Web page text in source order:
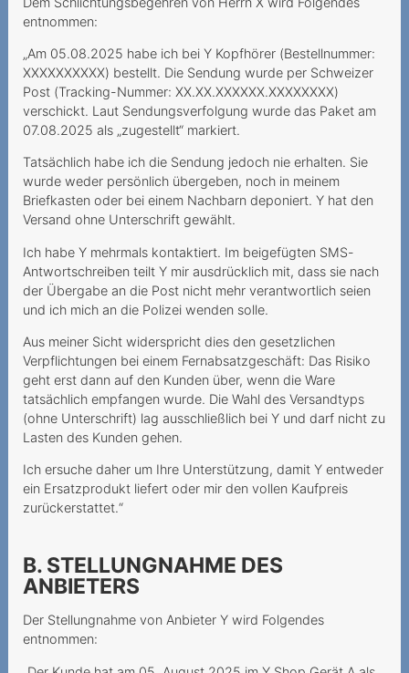
entnommen:
„Am 05.08.2025 habe ich bei Y Kopfhörer (Bestellnummer:
XXXXXXXXXX) bestellt. Die Sendung wurde per Schweizer
Post (Tracking-Nummer: XX.XX.XXXXXX.XXXXXXXX)
verschickt. Laut Sendungsverfolgung wurde das Paket am
07.08.2025 als „zugestellt“ markiert.
Tatsächlich habe ich die Sendung jedoch nie erhalten. Sie
wurde weder persönlich übergeben, noch in meinem
Briefkasten oder bei einem Nachbarn deponiert. Y hat den
Versand ohne Unterschrift gewählt.
Ich habe Y mehrmals kontaktiert. Im beigefügten SMS-
Antwortschreiben teilt Y mir ausdrücklich mit, dass sie nach
der Übergabe an die Post nicht mehr verantwortlich seien
und ich mich an die Polizei wenden solle.
Aus meiner Sicht widerspricht dies den gesetzlichen
Verpflichtungen bei einem Fernabsatzgeschäft: Das Risiko
geht erst dann auf den Kunden über, wenn die Ware
tatsächlich empfangen wurde. Die Wahl des Versandtyps
(ohne Unterschrift) lag ausschließlich bei Y und darf nicht zu
Lasten des Kunden gehen.
Ich ersuche daher um Ihre Unterstützung, damit Y entweder
ein Ersatzprodukt liefert oder mir den vollen Kaufpreis
zurückerstattet.“
B. STELLUNGNAHME DES
ANBIETERS
Der Stellungnahme von Anbieter Y wird Folgendes
entnommen:
Kaufvertrags aufgrund
Unrechtmässiger
Halterwechsel nach
Portierung
Appels internationaux
depuis la Suisse ≠ Roaming
Haftung bei
Paketzusendung
Rechnungsdetails
gesetzlich nur befristet
verfügbar
Rückzahlung einer
Sicherheitsleistung
Vertragsverweigerung
wegen fehlender Bonität
missachtet gesetzliche
Vorgaben
Preiserhöhung während der
Anbieter beruft sich zu
Mindestvertragsdauer